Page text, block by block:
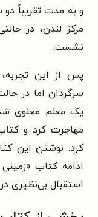
و به مدت تقریباً
مرکز لندن، در
نشست.
پس از این تجربه،
سرگردان اما در
یک معلم معنوی
کرد. نوشتن این
ادامه کتاب
استقبال بی‌نظیری